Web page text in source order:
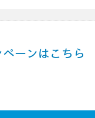
ーンはこちら